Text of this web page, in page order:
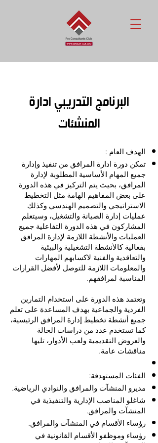
البرنامج التدريبي ادارة
المنشئات
الهدف العام :
تمكن دورة ادارة المرافق من تنفيذ وإدارة
جميع المهام الأساسية المطلوبة لإدارة
المرافق، بحيث يتم التركيز في هذه الدورة
على بعض المفاهيم الهامة مثل التخطيط
الاستراتيجي والتصميم الهندسي وكذلك
عمليات إدارة الصيانة والتشغيل، وسيتعلم
المشاركون في هذه الدورة التفاعلية جميع
العمليات والأنشطة اللازمة لإدارة المرافق
بفعالية كالأنشطة التشغيلية والبيئية
والتعاقدية والفنية لاكسابهم المهارات
والمعلومات اللازمة للتوصل لأفضل القرارات
المناسبة لمرافقهم.
وتعتمد هذه الدورة على استخدام التمارين
الفردية والجماعية بهدف المساعدة على تعلم
جميع أنشطة تخطيط إدارة المرافق الرئيسية،
كما تستخدم عدد من دراسات الحالة
والعروض التقديمية ولعب الأدوار، تليها
مناقشات عامة.
الفئات المستهدفة:
مديرو المنشآت والمرافق والنوادي الرياضية.
شاغلو المناصب الإدارية والتنفيذية في
المنشآت والمرافق.
رؤساء الأقسام في المنشآت والمرافق.
رؤساء وموظفو الأقسام القانونية في